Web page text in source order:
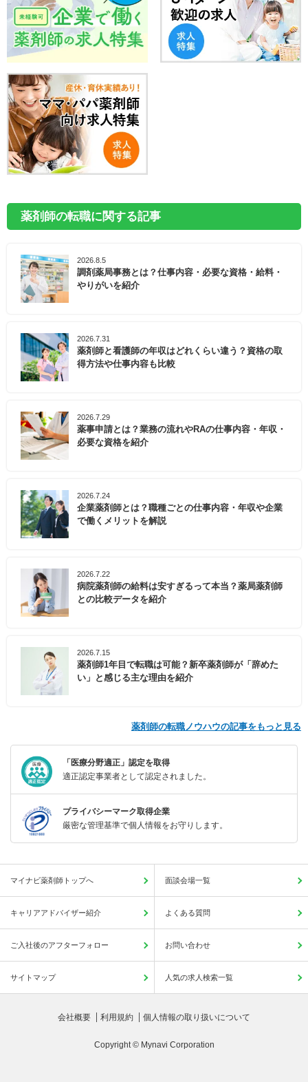
薬剤師の転職に関する記事
2026.8.5
調剤薬局事務とは？仕事内容・必要な資格・給料・
やりがいを紹介
2026.7.31
薬剤師と看護師の年収はどれくらい違う？資格の取
得方法や仕事内容も比較
2026.7.29
薬事申請とは？業務の流れやRAの仕事内容・年収・
必要な資格を紹介
2026.7.24
企業薬剤師とは？職種ごとの仕事内容・年収や企業
で働くメリットを解説
2026.7.22
病院薬剤師の給料は安すぎるって本当？薬局薬剤師
との比較データを紹介
2026.7.15
薬剤師1年目で転職は可能？新卒薬剤師が「辞めた
い」と感じる主な理由を紹介
薬剤師の転職ノウハウの記事をもっと見る
「医療分野適正」認定を取得
適正認定事業者として認定されました。
プライバシーマーク取得企業
厳密な管理基準で個人情報をお守りします。
マイナビ薬剤師トップへ 面談会場一覧
キャリアアドバイザー紹介 よくある質問
ご入社後のアフターフォロー お問い合わせ
サイトマップ 人気の求人検索一覧
会社概要 利用規約 個人情報の取り扱いについて
Copyright © Mynavi Corporation